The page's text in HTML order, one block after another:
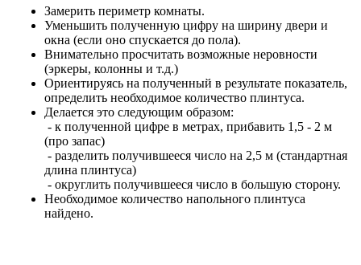
Замерить периметр комнаты.
Уменьшить полученную цифру на ширину двери и
окна (если оно спускается до пола).
Внимательно просчитать возможные неровности
(эркеры, колонны и т.д.)
Ориентируясь на полученный в результате показатель,
определить необходимое количество плинтуса.
Делается это следующим образом:
- к полученной цифре в метрах, прибавить 1,5 - 2 м
(про запас)
- разделить получившееся число на 2,5 м (стандартная
длина плинтуса)
- округлить получившееся число в большую сторону.
Необходимое количество напольного плинтуса
найдено.